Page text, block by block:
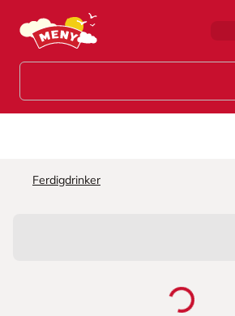
Hopp til hovedinnhold
Ferdigdrinker